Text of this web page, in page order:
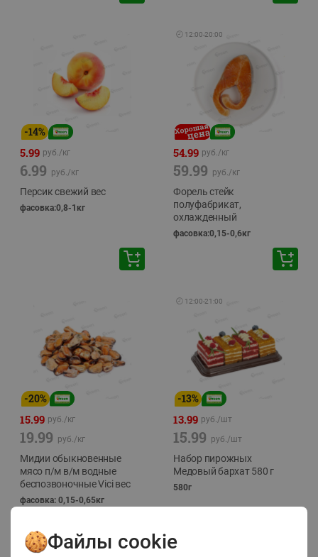
-14%
5.99 руб./кг
6.99 руб./кг
Персик свежий вес
фасовка:0,8-1кг
🕘 12:00-20:00
54.99 руб./кг
59.99 руб./кг
Форель стейк
полуфабрикат,
охлажденный
фасовка:0,15-0,6кг
-20%
15.99 руб./кг
19.99 руб./кг
Мидии обыкновенные
мясо п/м в/м водные
беспозвоночные Vici вес
фасовка: 0,15-0,65кг
🕘 12:00-21:00
-13%
13.99 руб./шт
15.99 руб./шт
Набор пирожных
Медовый бархат 580 г
580г
Файлы cookie